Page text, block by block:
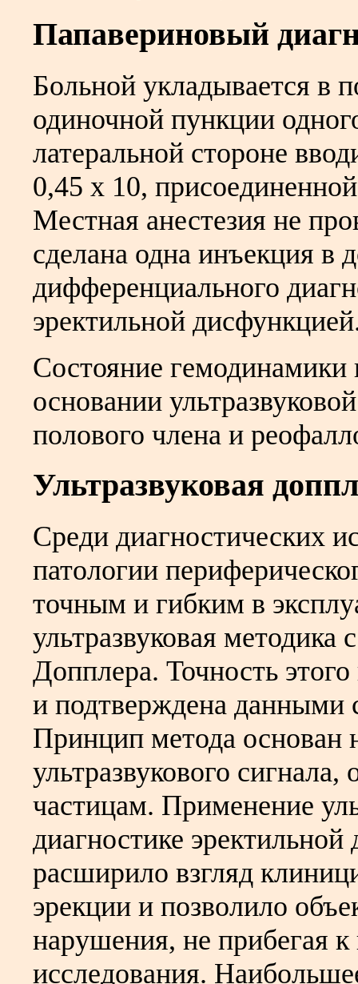
Папавериновый
Больной укладывается в
одиночной пункции
латеральной стороне
0,45 х 10,
Местная анестезия не
сделана одна инъекция в
дифференциального
эректильной
Состояние гемодинамики
основании
полового члена и
Ультразвуковая
Среди диагностических
патологии
точным и гибким в
ультразвуковая методика
Допплера. Точность
и подтверждена данными
Принцип метода основан
ультразвукового
частицам. Применение
диагностике
расширило взгляд
эрекции и позволило
нарушения, не прибегая
исследования.